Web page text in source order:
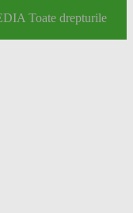
Toate drepturile